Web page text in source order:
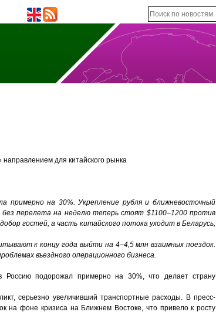
для китайского рынка
примерно на 30%. Укрепление рубля и ближневосточный
перелета на неделю теперь стоят $1100–1200 против
гостей, а часть китайского потока уходит в Беларусь,
к концу года выйти на 4–4,5 млн взаимных поездок.
въездного операционного бизнеса.
в Россию подорожал примерно на 30%, что делает страну
серьезно увеличивший транспортные расходы. В пресс-
на фоне кризиса на Ближнем Востоке, что привело к росту